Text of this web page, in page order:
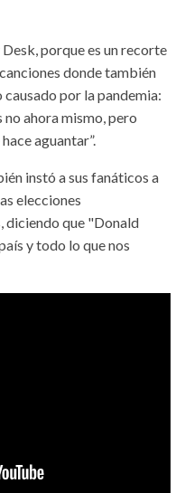
porque es un recorte
donde también
por la pandemia:
no ahora mismo, pero
aguantar”.
instó a sus fanáticos a
elecciones
diciendo que "Donald
y todo lo que nos